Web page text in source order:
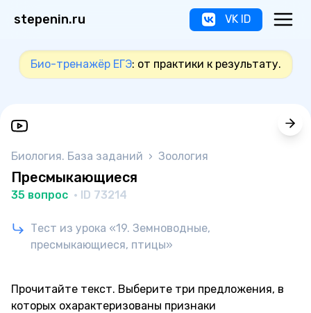
stepenin.ru VK ID
Био-тренажёр ЕГЭ: от практики к результату.
Биология. База заданий › Зоология
Пресмыкающиеся
35 вопрос · ID 73214
Тест из урока «19. Земноводные,
пресмыкающиеся, птицы»
Прочитайте текст. Выберите три предложения, в
которых охарактеризованы признаки